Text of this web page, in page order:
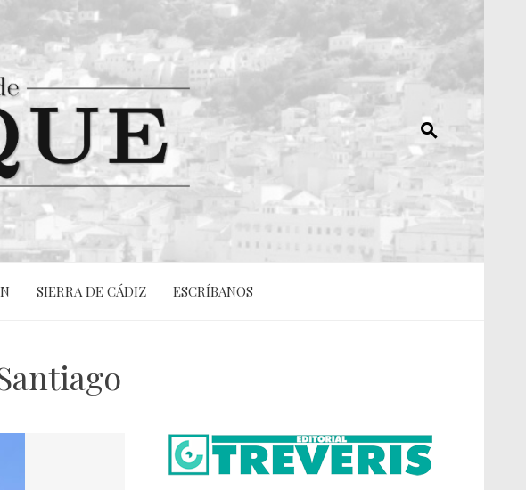
SIERRA DE CÁDIZ ESCRÍBANOS